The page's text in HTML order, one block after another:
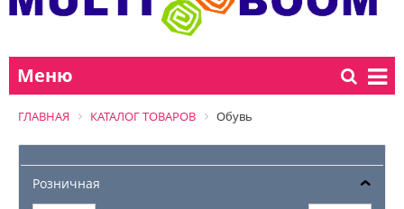
Меню
ГЛАВНАЯ КАТАЛОГ ТОВАРОВ Обувь
Розничная